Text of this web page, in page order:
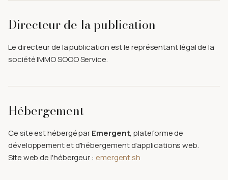
Directeur de la publication
Le directeur de la publication est le représentant légal de la
société IMMO SOOO Service.
Hébergement
Ce site est hébergé parEmergent, plateforme de
développement et d'hébergement d'applications web.
Site web de l'hébergeur : emergent.sh